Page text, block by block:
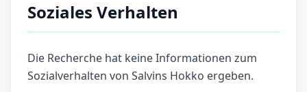
Soziales Verhalten
Die Recherche hat keine Informationen zum
Sozialverhalten von Salvins Hokko ergeben.